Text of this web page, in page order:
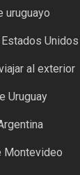
uruguayo
Unidos
al exterior
Uruguay
Montevideo